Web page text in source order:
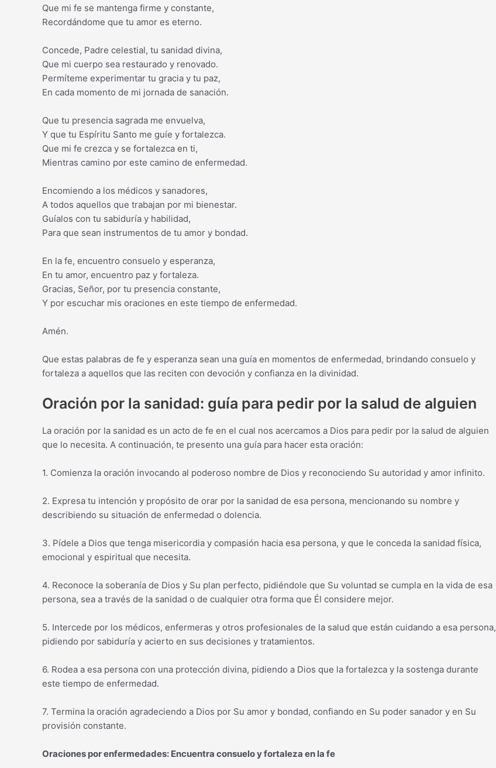
Que mi fe se mantenga firme y constante,
Recordándome que tu amor es eterno.
Concede, Padre celestial, tu sanidad divina,
Que mi cuerpo sea restaurado y renovado.
Permíteme experimentar tu gracia y tu paz,
En cada momento de mi jornada de sanación.
Que tu presencia sagrada me envuelva,
Y que tu Espíritu Santo me guíe y fortalezca.
Que mi fe crezca y se fortalezca en ti,
Mientras camino por este camino de enfermedad.
Encomiendo a los médicos y sanadores,
A todos aquellos que trabajan por mi bienestar.
Guíalos con tu sabiduría y habilidad,
Para que sean instrumentos de tu amor y bondad.
En la fe, encuentro consuelo y esperanza,
En tu amor, encuentro paz y fortaleza.
Gracias, Señor, por tu presencia constante,
Y por escuchar mis oraciones en este tiempo de enfermedad.
Amén.
Que estas palabras de fe y esperanza sean una guía en momentos de enfermedad, brindando consuelo y
fortaleza a aquellos que las reciten con devoción y confianza en la divinidad.
Oración por la sanidad: guía para pedir por la salud de alguien
La oración por la sanidad es un acto de fe en el cual nos acercamos a Dios para pedir por la salud de alguien
que lo necesita. A continuación, te presento una guía para hacer esta oración:
1. Comienza la oración invocando al poderoso nombre de Dios y reconociendo Su autoridad y amor infinito.
2. Expresa tu intención y propósito de orar por la sanidad de esa persona, mencionando su nombre y
describiendo su situación de enfermedad o dolencia.
3. Pídele a Dios que tenga misericordia y compasión hacia esa persona, y que le conceda la sanidad física,
emocional y espiritual que necesita.
4. Reconoce la soberanía de Dios y Su plan perfecto, pidiéndole que Su voluntad se cumpla en la vida de esa
persona, sea a través de la sanidad o de cualquier otra forma que Él considere mejor.
5. Intercede por los médicos, enfermeras y otros profesionales de la salud que están cuidando a esa persona,
pidiendo por sabiduría y acierto en sus decisiones y tratamientos.
6. Rodea a esa persona con una protección divina, pidiendo a Dios que la fortalezca y la sostenga durante
este tiempo de enfermedad.
7. Termina la oración agradeciendo a Dios por Su amor y bondad, confiando en Su poder sanador y en Su
provisión constante.
Oraciones por enfermedades: Encuentra consuelo y fortaleza en la fe